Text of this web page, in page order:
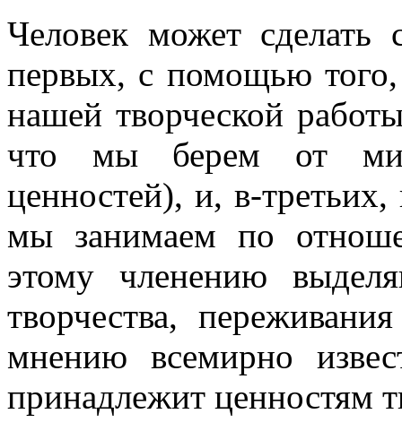
Человек может
первых, с помощью
нашей творческой
что мы берем от
ценностей), и, в-
мы занимаем по
этому членению
творчества,
мнению всемирно
принадлежит ценностям